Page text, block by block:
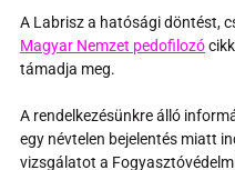
A Labrisz a hatósági döntést,
Magyar Nemzet pedofilozó
támadja meg.
A rendelkezésünkre álló
egy névtelen bejelentés miatt
vizsgálatot a